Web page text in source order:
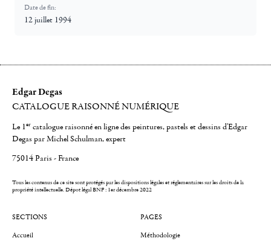
Date de fin:
12 juillet 1994
Edgar Degas
CATALOGUE RAISONNÉ NUMÉRIQUE
Le 1er catalogue raisonné en ligne des peintures, pastels et dessins d'Edgar
Degas par Michel Schulman, expert
75014 Paris - France
Tous les contenus de ce site sont protégés par les dispositions légales et réglementaires sur les droits de la
propriété intellectuelle.Dépot légal BNF : 1er décembre 2022
SECTIONS
Accueil
PAGES
Méthodologie